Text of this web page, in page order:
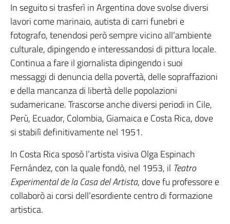
In seguito si trasferì in Argentina dove svolse diversi
lavori come marinaio, autista di carri funebri e
fotografo, tenendosi però sempre vicino all’ambiente
culturale, dipingendo e interessandosi di pittura locale.
Continua a fare il giornalista dipingendo i suoi
messaggi di denuncia della povertà, delle sopraffazioni
e della mancanza di libertà delle popolazioni
sudamericane. Trascorse anche diversi periodi in Cile,
Perù, Ecuador, Colombia, Giamaica e Costa Rica, dove
si stabilì definitivamente nel 1951.
In Costa Rica sposò l’artista visiva Olga Espinach
Fernández, con la quale fondò, nel 1953, il Teatro
Experimental de la Casa del Artista, dove fu professore e
collaborò ai corsi dell’esordiente centro di formazione
artistica.